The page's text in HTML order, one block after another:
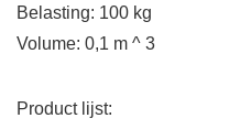
Belasting: 100 kg
Volume: 0,1 m ^ 3
Product lijst: